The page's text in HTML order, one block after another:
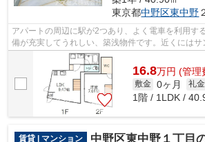
東京都中野区東中野
アパートの周辺に駅が2つあり、よく電車を利用す
備が充実してうれしい、築浅物件です。近くには
歩2分)がありちょっとした買い物に便利...
16.8万円 (管理
敷金 0ヶ月 礼金
1階 / 1LDK /
賃貸 | マンション 中野区東中野１丁目